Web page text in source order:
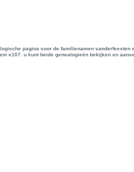
pagina voor de familienamen
e107. u kunt beide genealogieën bekijken en